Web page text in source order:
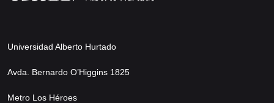
Universidad Alberto Hurtado
Avda. Bernardo O’Higgins 1825
Metro Los Héroes